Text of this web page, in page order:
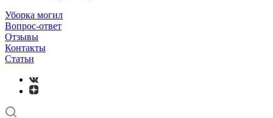
Уборка могил
Вопрос-ответ
Отзывы
Контакты
Статьи